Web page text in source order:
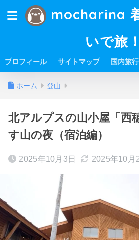
mocharina
いで旅！
プロフィール サイトマップ 国内旅行
ホーム 登山
北アルプスの山小屋「西
す山の夜（宿泊編）
2025年10月3日 2025年10月